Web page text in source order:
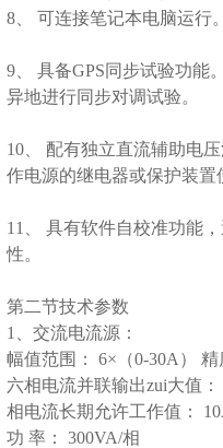
8、 可连接笔记本电脑运行
9、 具备GPS同步试验功能
异地进行同步对调试验。
10、 配有独立直流辅助电
作电源的继电器或保护装置
11、 具有软件自校准功能
性。
第二节技术参数
1、交流电流源：
幅值范围： 6×（0-30A） 精
六相电流并联输出zui大值：
相电流长期允许工作值：
功 率： 300VA/相